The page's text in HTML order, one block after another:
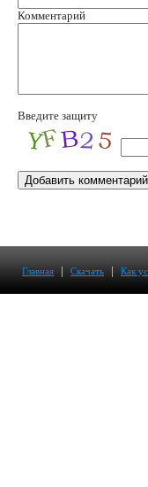
Комментарий
Введите защиту
Главная | Скачать | Как